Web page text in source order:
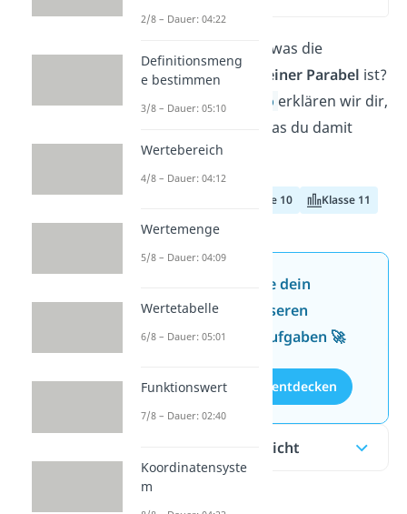
Dich interessiert, was die
Nullstellenform einer Parabel ist?
Hier und im
Video erklären wir dir,
was das ist und was du damit
machen kannst.
Klasse 10 Klasse 11
Jetzt neu: Teste dein
Wissen mit unseren
kostenlosen Aufgaben 🚀
Aufgaben entdecken
Inhaltsübersicht
2/8 – Dauer: 04:22
Definitionsmeng
e bestimmen
3/8 – Dauer: 05:10
Wertebereich
4/8 – Dauer: 04:12
Wertemenge
5/8 – Dauer: 04:09
Wertetabelle
6/8 – Dauer: 05:01
Funktionswert
7/8 – Dauer: 02:40
Koordinatensyste
m